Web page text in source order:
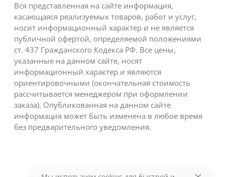
Вся представленная на сайте информация,
касающаяся реализуемых товаров, работ и услуг,
носит информационный характер и не является
публичной офертой, определяемой положениями
ст. 437 Гражданского Кодекса РФ. Все цены,
указанные на данном сайте, носят
информационный характер и являются
ориентировочными (окончательная стоимость
рассчитывается менеджером при оформлении
заказа). Опубликованная на данном сайте
информация может быть изменена в любое время
без предварительного уведомления.